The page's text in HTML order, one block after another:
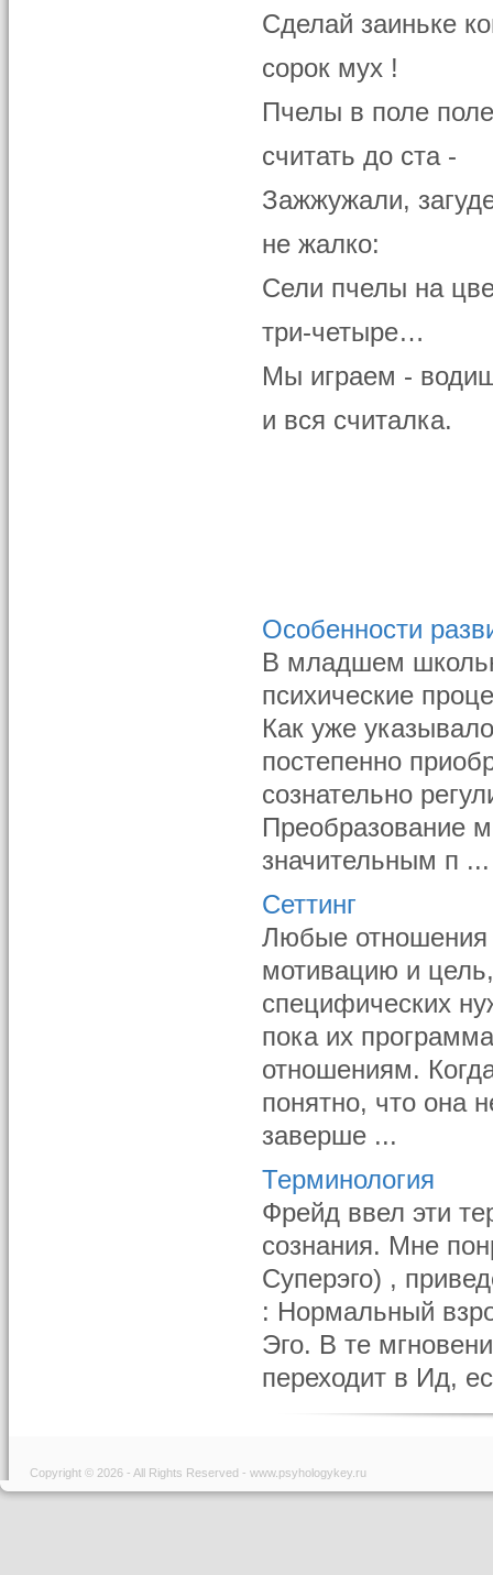
Сделай заиньке
сорок мух !
Пчелы в поле
считать до ста -
Зажжужали,
не жалко:
Сели пчелы на
три-четыре…
Мы играем -
и вся считалка.
Особенности
В младшем
психические
Как уже
постепенно
сознательно
Преобразование
значительным п ...
Сеттинг
Любые отношения
мотивацию и
специфических
пока их
отношениям.
понятно, что она
заверше ...
Терминология
Фрейд ввел эти
сознания. Мне
Суперэго) ,
: Нормальный
Эго. В те
переходит в Ид,
Copyright © 2026 - All Rights Reserved - www.psyhologykey.ru